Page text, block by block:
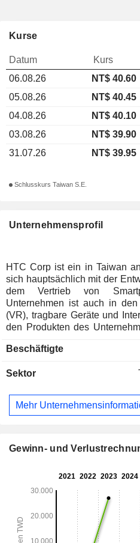
Unternehmensprofil
HTC Corp ist ein in Taiwan
sich hauptsächlich mit der
dem Vertrieb von
Unternehmen ist auch in
(VR), tragbare Geräte und
den Produkten des
Mobiltelefonzubehör
Produkte auf dem heimischen
Regionen Asiens.
Beschäftigte
Sektor
Mehr
Kurse
Datum Kurs
06.08.26
NT$ 40.60
05.08.26
NT$ 40.45
04.08.26
NT$ 40.10
03.08.26
NT$ 39.90
31.07.26
NT$ 39.95
Schlusskurs Taiwan S.E.
Gewinn- und